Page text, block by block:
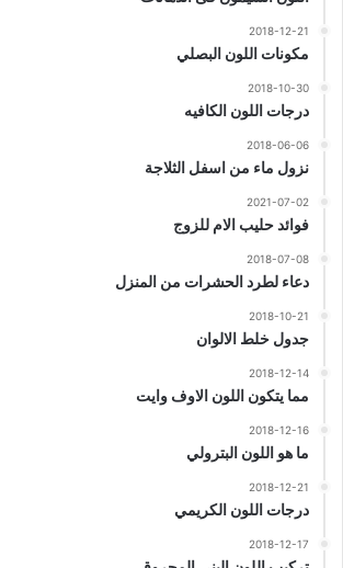
2018-12-21
مكونات اللون البصلي
2018-10-30
درجات اللون الكافيه
2018-06-06
نزول ماء من اسفل الثلاجة
2021-07-02
فوائد حليب الام للزوج
2018-07-08
دعاء لطرد الحشرات من المنزل
2018-10-21
جدول خلط الالوان
2018-12-14
مما يتكون اللون الاوف وايت
2018-12-16
ما هو اللون البترولي
2018-12-21
درجات اللون الكريمي
2018-12-17